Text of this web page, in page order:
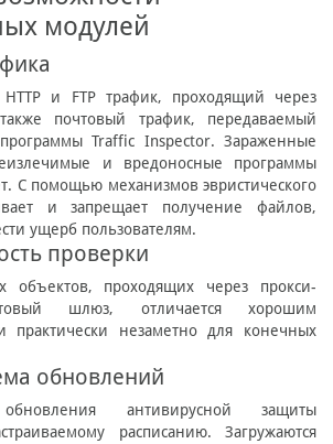
модулей
HTTP и FTP трафик, проходящий через
почтовый трафик, передаваемый
Traffic Inspector. Зараженные
и вредоносные программы
С помощью механизмов эвристического
и запрещает получение файлов,
ущерб пользователям.
проверки
объектов, проходящих через прокси-
шлюз, отличается хорошим
практически незаметно для конечных
обновлений
обновления антивирусной защиты
расписанию. Загружаются